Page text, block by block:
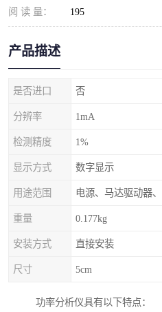
阅 读 量： 195
产品描述
是否进口 否
分辨率 1mA
检测精度 1%
显示方式 数字显示
用途范围
重量 0.177kg
安装方式 直接安装
尺寸 5cm
功率分析仪具有以下特点：